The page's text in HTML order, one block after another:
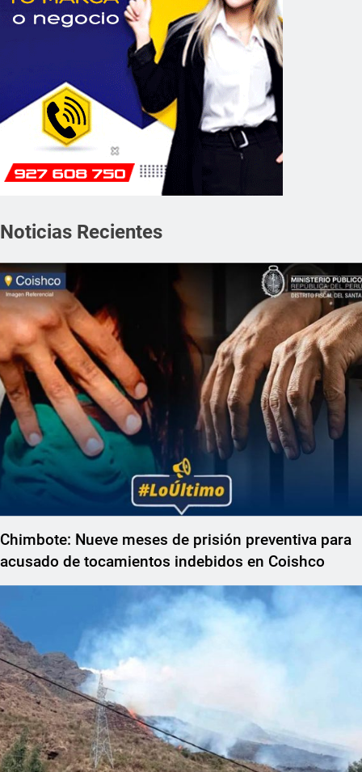
Noticias Recientes
Chimbote: Nueve meses de prisión preventiva para
acusado de tocamientos indebidos en Coishco